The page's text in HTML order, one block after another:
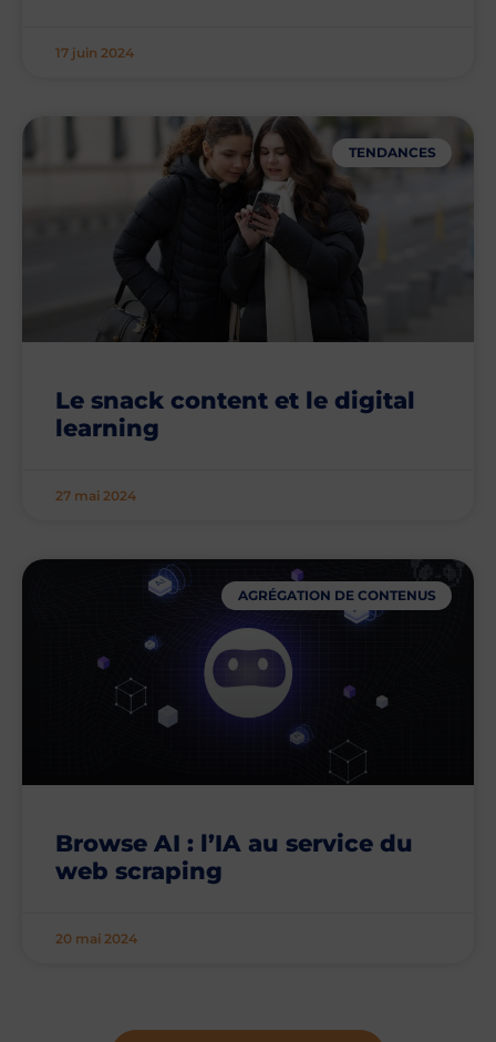
17 juin 2024
TENDANCES
Le snack content et le digital
learning
27 mai 2024
AGRÉGATION DE CONTENUS
Browse AI : l’IA au service du
web scraping
20 mai 2024